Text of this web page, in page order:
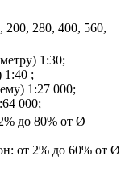
200, 280, 400, 560,
1:30;
1:40 ;
1:27 000;
000;
до 80% от Ø
от 2% до 60% от Ø